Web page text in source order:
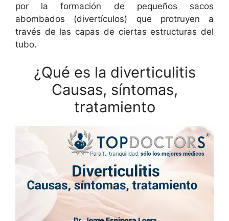
por la formación de pequeños sacos
abombados (divertículos) que protruyen a
través de las capas de ciertas estructuras del
tubo.
¿Qué es la diverticulitis
Causas, síntomas,
tratamiento